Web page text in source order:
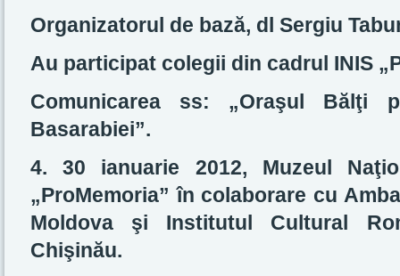
Organizatorul de bază, dl Sergiu
Au participat colegii din cadrul INIS
Comunicarea ss: „Oraşul Bălţi
Basarabiei”.
4. 30 ianuarie 2012, Muzeul
„ProMemoria” în colaborare cu
Moldova şi Institutul Cultural
Chişinău.